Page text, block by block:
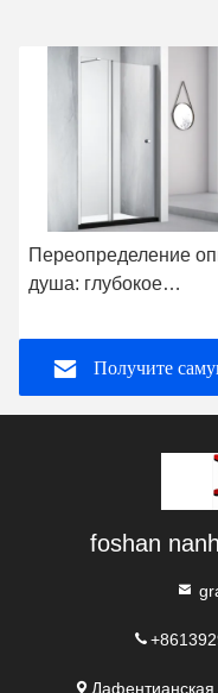
Душевая кабина на
заказ | Адаптирована
сочетает
минималистичную
эстетику и
Получите
foshan